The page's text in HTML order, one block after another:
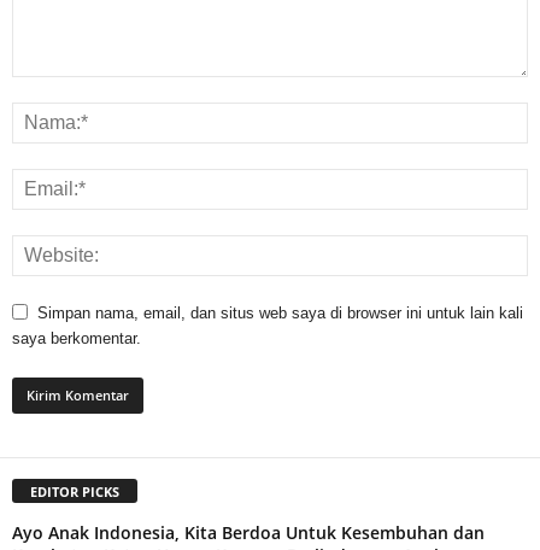
Simpan nama, email, dan situs web saya di browser ini untuk lain kali
saya berkomentar.
EDITOR PICKS
Ayo Anak Indonesia, Kita Berdoa Untuk Kesembuhan dan